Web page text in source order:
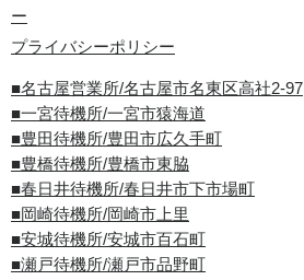
ー
プライバシーポリシー
■名古屋営業所/名古屋市名東区高社2-97
■一宮待機所/一宮市猿海道
■豊田待機所/豊田市広久手町
■豊橋待機所/豊橋市東脇
■春日井待機所/春日井市下市場町
■岡崎待機所/岡崎市上里
■安城待機所/安城市百石町
■瀬戸待機所/瀬戸市品野町